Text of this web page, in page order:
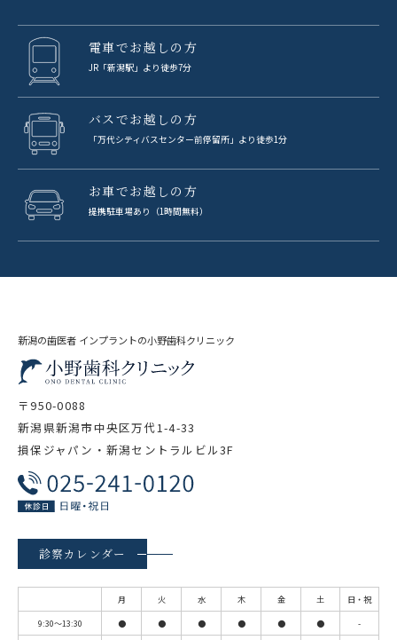
電車でお越しの方
JR「新潟駅」より徒歩7分
バスでお越しの方
「万代シティバスセンター前停留所」より徒歩1分
お車でお越しの方
提携駐車場あり（1時間無料）
新潟の歯医者 インプラントの小野歯科クリニック
〒950-0088
新潟県新潟市中央区万代1-4-33
損保ジャパン・新潟セントラルビル3F
診察カレンダー
月 火 水 木 金 土
日・祝
9:30～13:30
● ● ● ● ● ●
-